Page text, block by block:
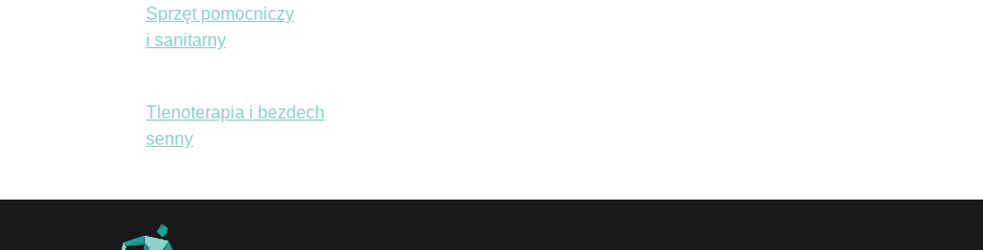
Sprzęt pomocniczy
i sanitarny
Tlenoterapia i bezdech
senny